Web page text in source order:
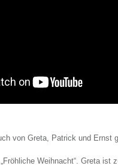
von Greta, Patrick und Ernst
Weihnacht“. Greta ist